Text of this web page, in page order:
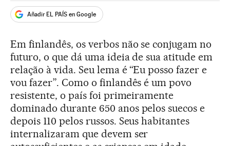
Añadir EL PAÍS en Google
Em finlandês, os verbos não se conjugam no
futuro, o que dá uma ideia de sua atitude em
relação à vida. Seu lema é “Eu posso fazer e
vou fazer”. Como o finlandês é um povo
resistente, o país foi primeiramente
dominado durante 650 anos pelos suecos e
depois 110 pelos russos. Seus habitantes
internalizaram que devem ser